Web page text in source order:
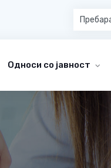
Односи со јавност